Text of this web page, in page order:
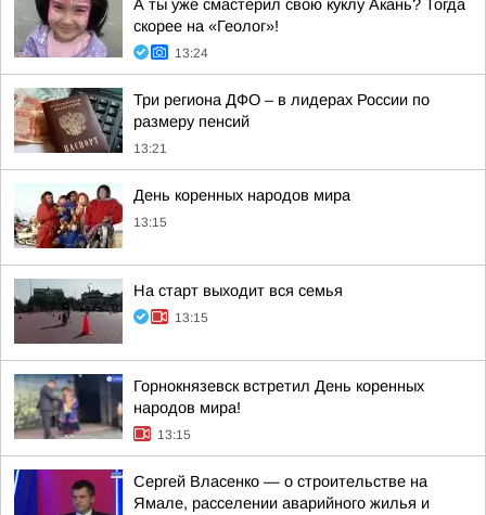
А ты уже смастерил свою куклу Акань? Тогда
скорее на «Геолог»!
13:24
Три региона ДФО – в лидерах России по
размеру пенсий
13:21
День коренных народов мира
13:15
На старт выходит вся семья
13:15
Горнокнязевск встретил День коренных
народов мира!
13:15
Сергей Власенко — о строительстве на
Ямале, расселении аварийного жилья и